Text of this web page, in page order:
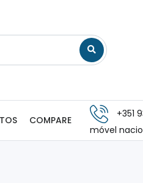
COMPARE
+351
móvel